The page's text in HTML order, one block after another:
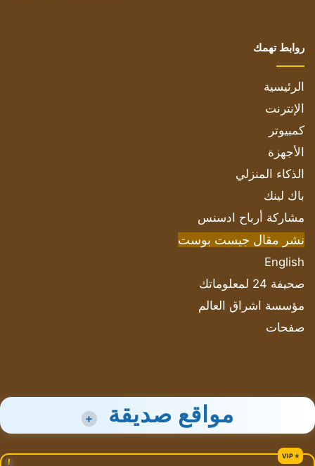
روابط تهمك
الرئيسية
الإنترنت
كمبيوتر
الأجهزة
الذكاء المنزلي
باك لينك
مشاركة أرباح ادسنس
نشر مقال جيست بوست
English
صحيفة 24 لمعلوماتك
مؤسسة اشراق العالم
صفحات
مواقع صديقة +
!